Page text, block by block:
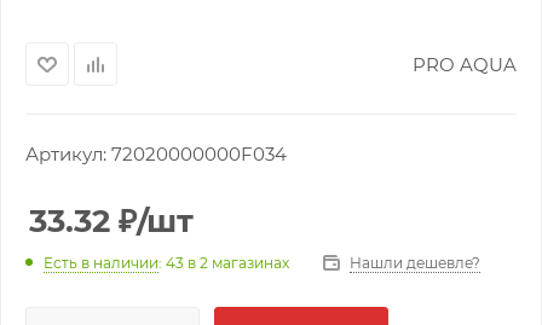
PRO AQUA
Артикул: 72020000000F034
33.32 ₽/шт
Есть в наличии: 43 в 2 магазинах Нашли дешевле?